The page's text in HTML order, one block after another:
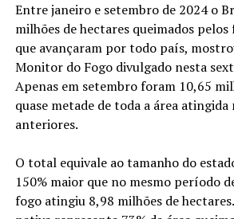
Entre janeiro e setembro de 2024 o
milhões de hectares queimados
que avançaram por todo país,
Monitor do Fogo divulgado nesta
Apenas em setembro foram 10,65
quase metade de toda a área atingida
anteriores.
O total equivale ao tamanho do
150% maior que no mesmo período
fogo atingiu 8,98 milhões de